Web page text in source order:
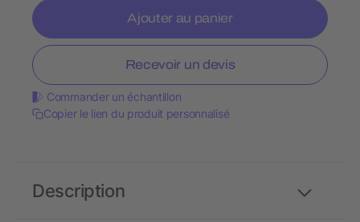
Ajouter au panier
Recevoir un devis
Commander un échantillon
Copier le lien du produit personnalisé
Description